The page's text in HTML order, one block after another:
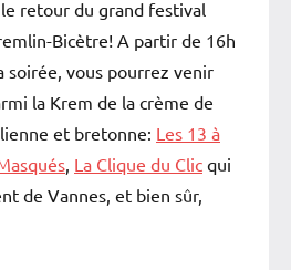
le retour du grand festival
Bicètre! A partir de 16h
soirée, vous pourrez venir
la Krem de la crème de
et bretonne: Les 13 à
La Clique du Clic qui
de Vannes, et bien sûr,